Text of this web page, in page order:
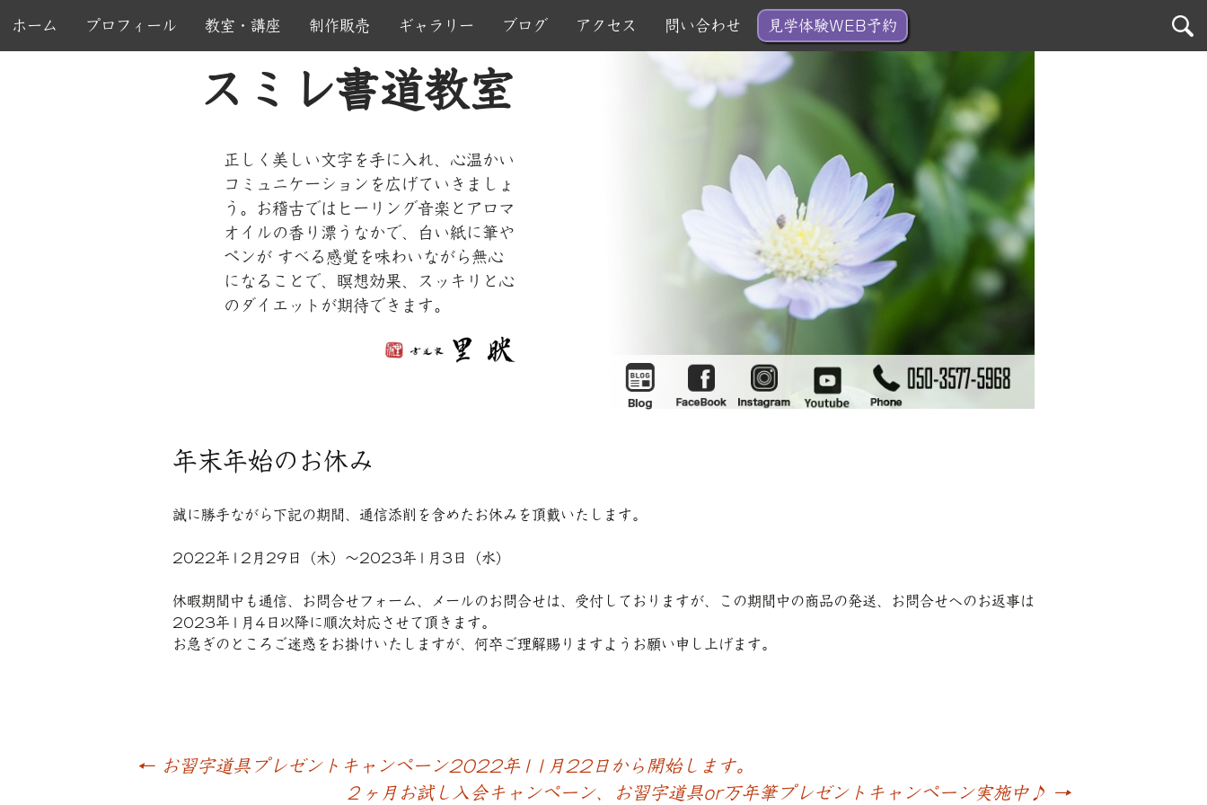
テ
ホーム プロフィール 教室・講座
書道教室
制作販売 ギャラリー ブログ アクセス 問い合わせ
お問い合わせ
見学体験WEB予約
検
スミレ書道教室
正しく美しい文字を手に入れ、心温かい
コミュニケーションを広げていきましょ
う。お稽古ではヒーリング音楽とアロマ
オイルの香り漂うなかで、白い紙に筆や
ペンが すべる感覚を味わいながら無心
になることで、瞑想効果、スッキリと心
のダイエットが期待できます。
年末年始のお休み
誠に勝手ながら下記の期間、通信添削を含めたお休みを頂戴いたします。
2022年 12 月 29 日（木）～2023年 月 3 日（水）
休暇期間中も通信、お問合せフォーム、メールのお問合せは、受付しておりますが、この期間中の商品の発送、お問合せへのお返事は
2023年 月 4 日以降に順次対応させて頂きます。
お急ぎのところご迷惑をお掛けいたしますが、何卒ご理解賜りますようお願い申し上げます。
←お習字道具プレゼントキャンペーン2022年11月22日から開始します。
２ヶ月お試し入会キャンペーン、お習字道具or万年筆プレゼントキャンペーン実施中♪ →